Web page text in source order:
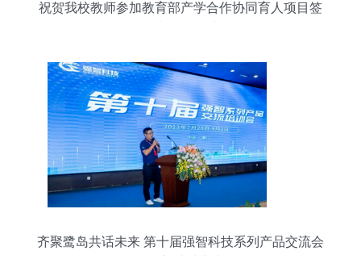
祝贺我校教师参加教育部产学合作协同育人项目签
齐聚鹭岛共话未来 第十届强智科技系列产品交流会